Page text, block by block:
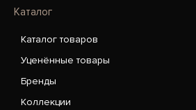
Каталог
Каталог товаров
Уценённые товары
Бренды
Коллекции